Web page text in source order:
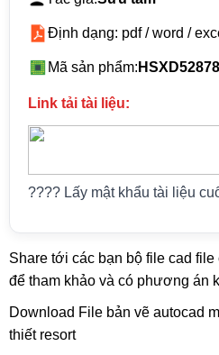
Định dạng: pdf / word /
Mã sản phẩm: HSXD52878
Link tải tài liệu:
???? Lấy mật khẩu tài liệu
Share tới các bạn bộ file cad
để tham khảo và có phương án
Download File bản vẽ autocad
thiết resort